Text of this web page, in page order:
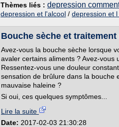
Thèmes liés : depression
depression et l'alcool / depression et
Bouche sèche et
Avez-vous la bouche sèche lorsque
avaler certains aliments ? Avez-vous
Ressentez-vous une douleur
sensation de brûlure dans la bouche
mauvaise haleine ?
Si oui, ces quelques symptômes...
Lire la suite
Date: 2017-02-03 21:30:28